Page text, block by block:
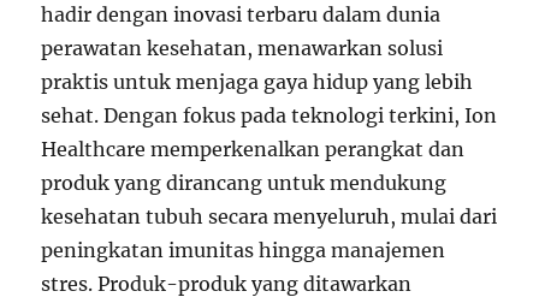
hadir dengan inovasi terbaru dalam dunia
perawatan kesehatan, menawarkan solusi
praktis untuk menjaga gaya hidup yang lebih
sehat. Dengan fokus pada teknologi terkini, Ion
Healthcare memperkenalkan perangkat dan
produk yang dirancang untuk mendukung
kesehatan tubuh secara menyeluruh, mulai dari
peningkatan imunitas hingga manajemen
stres. Produk-produk yang ditawarkan